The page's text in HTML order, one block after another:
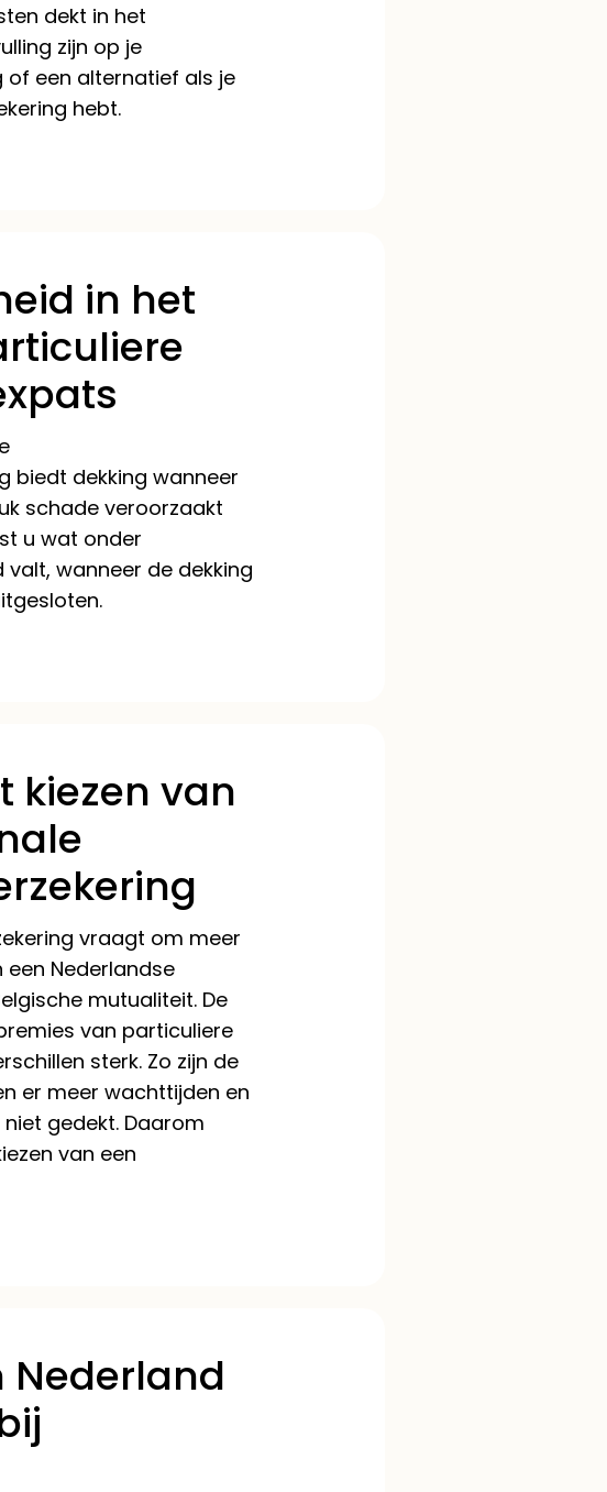
dekt in het
zijn op je
of een alternatief als je
hebt.
in het
biedt dekking wanneer
schade veroorzaakt
u wat onder
wanneer de dekking
kiezen van
vraagt om meer
Nederlandse
mutualiteit. De
van particuliere
sterk. Zo zijn de
er meer wachttijden en
gedekt. Daarom
van een
Nederland